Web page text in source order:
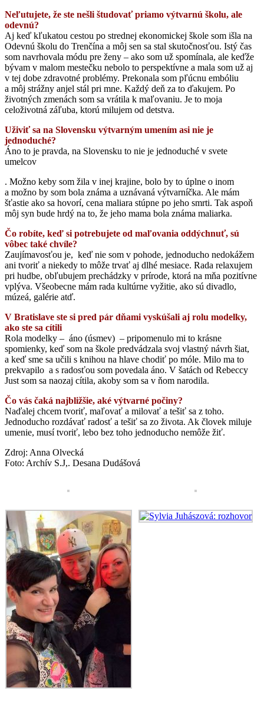
Neľutujete, že ste nešli študovať priamo výtvarnú školu, ale
odevnú?
Aj keď kľukatou cestou po strednej ekonomickej škole som išla na
Odevnú školu do Trenčína a môj sen sa stal skutočnosťou. Istý čas
som navrhovala módu pre ženy – ako som už spomínala, ale keďže
bývam v malom mestečku nebolo to perspektívne a mala som už aj
v tej dobe zdravotné problémy. Prekonala som pľúcnu embóliu
a môj strážny anjel stál pri mne. Každý deň za to ďakujem. Po
životných zmenách som sa vrátila k maľovaniu. Je to moja
celoživotná záľuba, ktorú milujem od detstva.
Uživiť sa na Slovensku výtvarným umením asi nie je
jednoduché?
Áno to je pravda, na Slovensku to nie je jednoduché v svete
umelcov
. Možno keby som žila v inej krajine, bolo by to úplne o inom
a možno by som bola známa a uznávaná výtvarníčka. Ale mám
šťastie ako sa hovorí, cena maliara stúpne po jeho smrti. Tak aspoň
môj syn bude hrdý na to, že jeho mama bola známa maliarka.
Čo robíte, keď si potrebujete od maľovania oddýchnuť, sú
vôbec také chvíle?
Zaujímavosťou je, keď nie som v pohode, jednoducho nedokážem
ani tvoriť a niekedy to môže trvať aj dlhé mesiace. Rada relaxujem
pri hudbe, obľubujem prechádzky v prírode, ktorá na mňa pozitívne
vplýva. Všeobecne mám rada kultúrne vyžitie, ako sú divadlo,
múzeá, galérie atď.
V Bratislave ste si pred pár dňami vyskúšali aj rolu modelky,
ako ste sa cítili
Rola modelky – áno (úsmev) – pripomenulo mi to krásne
spomienky, keď som na škole predvádzala svoj vlastný návrh šiat,
a keď sme sa učili s knihou na hlave chodiť po móle. Milo ma to
prekvapilo a s radosťou som povedala áno. V šatách od Rebeccy
Just som sa naozaj cítila, akoby som sa v ňom narodila.
Čo vás čaká najbližšie, aké výtvarné počiny?
Naďalej chcem tvoriť, maľovať a milovať a tešiť sa z toho.
Jednoducho rozdávať radosť a tešiť sa zo života. Ak človek miluje
umenie, musí tvoriť, lebo bez toho jednoducho nemôže žiť.
Zdroj: Anna Olvecká
Foto: Archív S.J,. Desana Dudášová